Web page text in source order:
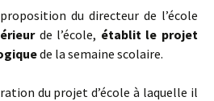
du directeur de l’école
de l’école, établit le projet
de la semaine scolaire.
du projet d’école à laquelle il